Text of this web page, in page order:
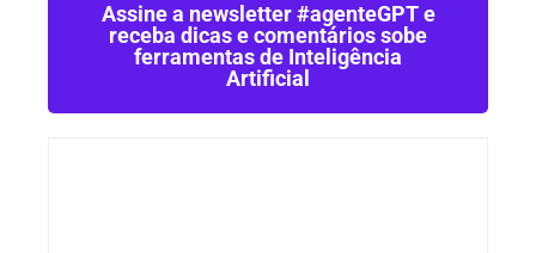
Assine a newsletter #agenteGPT e
receba dicas e comentários sobe
ferramentas de Inteligência
Artificial